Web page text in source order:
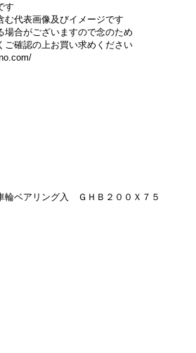
す
代表画像及びイメージです
場合がございますので念のため
ご確認の上お買い求めください
ベアリング入 ＧＨＢ２００Ｘ７５